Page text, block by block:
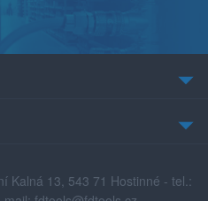
Kalná 13, 543 71 Hostinné - tel.: